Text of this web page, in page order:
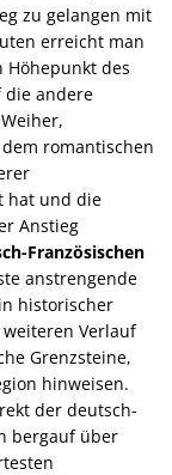
zu gelangen mit
erreicht man
Höhepunkt des
die andere
romantischen
hat und die
Anstieg
Französischen
anstrengende
historischer
Verlauf
Grenzsteine,
hinweisen.
der deutsch-
bergauf über